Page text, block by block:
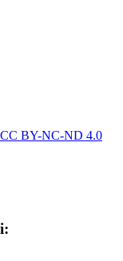
BY-NC-ND 4.0